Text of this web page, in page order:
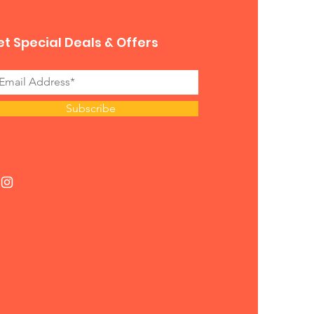
Special Deals & Offers
Subscribe